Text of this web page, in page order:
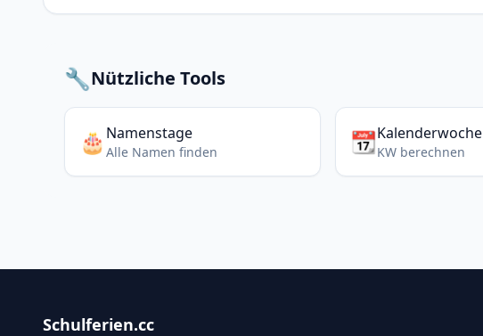
🔧Nützliche Tools
🎂 Namenstage
Alle Namen finden 📆Kalenderwoche
KW berechnen
Schulferien.cc